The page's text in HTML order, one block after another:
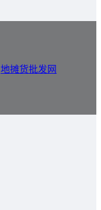
地摊货批发网